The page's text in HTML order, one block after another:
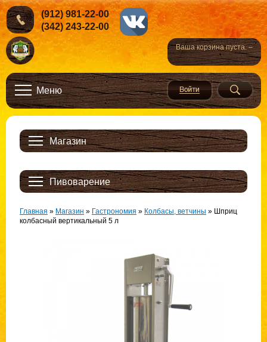
Ваша корзина пуста. –
(912) 981-22-00
(342) 243-22-00
Меню
Магазин
Пивоварение
Главная » Магазин » Гастрономия » Колбасы, ветчины » Шприц
колбасный вертикальный 5 л